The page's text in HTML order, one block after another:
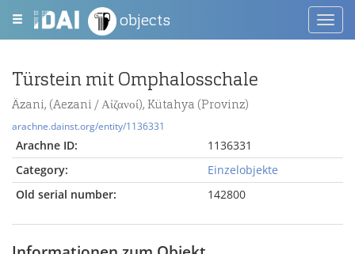
objects
Türstein mit Omphalosschale
Äzani, (Aezani / Αἰζανοί), Kütahya (Provinz)
arachne.dainst.org/entity/1136331
Arachne ID:
1136331
Category:
Einzelobjekte
Old serial number:
142800